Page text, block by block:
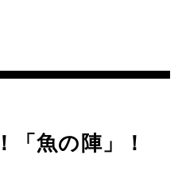
「魚の陣」！